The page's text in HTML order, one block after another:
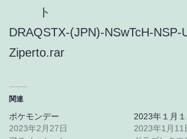
ト
DRAQSTX-(JPN)-NSwTcH-NSP-
Ziperto.rar
関連
ポケモンデー
2023年2月27日
2023年１月
2023年1月11